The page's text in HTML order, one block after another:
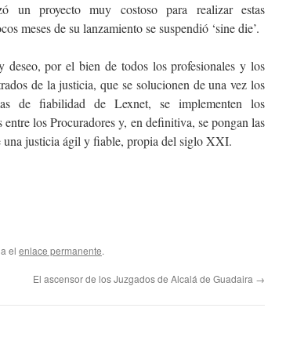
un proyecto muy costoso para realizar estas
meses de su lanzamiento se suspendió ‘sine die’.
deseo, por el bien de todos los profesionales y los
de la justicia, que se solucionen de una vez los
de fiabilidad de Lexnet, se implementen los
entre los Procuradores y, en definitiva, se pongan las
una justicia ágil y fiable, propia del siglo XXI.
el enlace permanente.
El ascensor de los Juzgados de Alcalá de Guadaira →